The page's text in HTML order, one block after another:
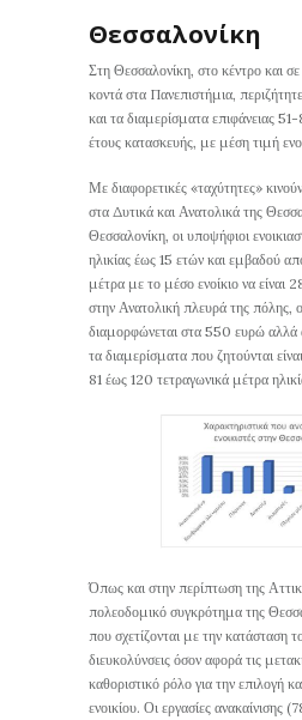
Θεσσαλονίκη
Στη Θεσσαλονίκη, στο κέντρο και σε
κοντά στα Πανεπιστήμια,
και τα διαμερίσματα επιφάνειας
έτους κατασκευής, με μέση τιμή
Με διαφορετικές «ταχύτητες»
στα Δυτικά και Ανατολικά της
Θεσσαλονίκη, οι υποψήφιοι
ηλικίας έως 15 ετών και εμβαδού
μέτρα με το μέσο ενοίκιο να
στην Ανατολική πλευρά της πόλης,
διαμορφώνεται στα 550 ευρώ αλλά
τα διαμερίσματα που ζητούνται
81 έως 120 τετραγωνικά μέτρα
Όπως και στην περίπτωση της
πολεοδομικό συγκρότημα της
που σχετίζονται με την κατάσταση
διευκολύνσεις όσον αφορά τις
καθοριστικό ρόλο για την επιλογή
ενοικίου. Οι εργασίες ανακαίνισης